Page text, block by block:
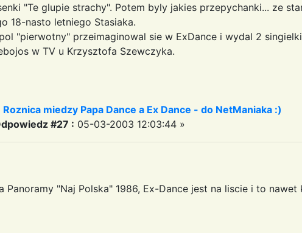
"Te glupie strachy". Potem byly jakies przepychanki... ze
18-nasto letniego Stasiaka.
"pierwotny" przeimaginowal sie w ExDance i wydal 2
w TV u Krzysztofa Szewczyka.
Roznica miedzy Papa Dance a Ex Dance - do NetManiaka :)
#27 : 05-03-2003 12:03:44 »
Panoramy "Naj Polska" 1986, Ex-Dance jest na liscie i to nawet